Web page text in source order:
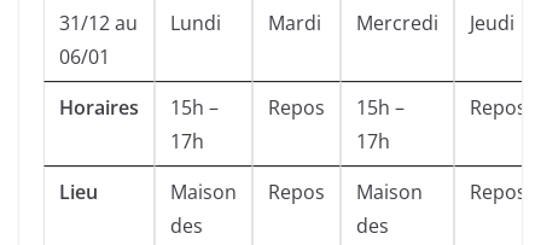
31/12 au
06/01
Lundi Mardi Mercredi Jeudi
Horaires
15h –
17h
Repos
15h –
17h
Repos
Lieu
Maison
des
Repos
Maison
des
Repos